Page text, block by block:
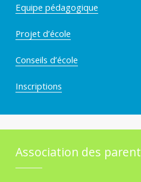
Equipe pédagogique
Projet d’école
Conseils d’école
Inscriptions
Association des